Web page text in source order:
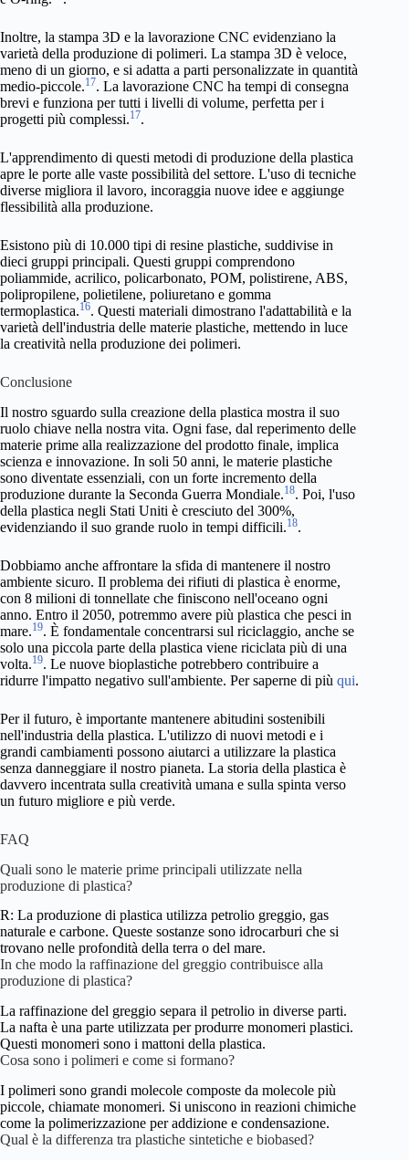
Inoltre, la stampa 3D e la lavorazione CNC evidenziano la
varietà della produzione di polimeri. La stampa 3D è veloce,
meno di un giorno, e si adatta a parti personalizzate in quantità
medio-piccole.17. La lavorazione CNC ha tempi di consegna
brevi e funziona per tutti i livelli di volume, perfetta per i
progetti più complessi.17.
L'apprendimento di questi metodi di produzione della plastica
apre le porte alle vaste possibilità del settore. L'uso di tecniche
diverse migliora il lavoro, incoraggia nuove idee e aggiunge
flessibilità alla produzione.
Esistono più di 10.000 tipi di resine plastiche, suddivise in
dieci gruppi principali. Questi gruppi comprendono
poliammide, acrilico, policarbonato, POM, polistirene, ABS,
polipropilene, polietilene, poliuretano e gomma
termoplastica.16. Questi materiali dimostrano l'adattabilità e la
varietà dell'industria delle materie plastiche, mettendo in luce
la creatività nella produzione dei polimeri.
Conclusione
Il nostro sguardo sulla creazione della plastica mostra il suo
ruolo chiave nella nostra vita. Ogni fase, dal reperimento delle
materie prime alla realizzazione del prodotto finale, implica
scienza e innovazione. In soli 50 anni, le materie plastiche
sono diventate essenziali, con un forte incremento della
produzione durante la Seconda Guerra Mondiale.18. Poi, l'uso
della plastica negli Stati Uniti è cresciuto del 300%,
evidenziando il suo grande ruolo in tempi difficili.18.
Dobbiamo anche affrontare la sfida di mantenere il nostro
ambiente sicuro. Il problema dei rifiuti di plastica è enorme,
con 8 milioni di tonnellate che finiscono nell'oceano ogni
anno. Entro il 2050, potremmo avere più plastica che pesci in
mare.19. È fondamentale concentrarsi sul riciclaggio, anche se
solo una piccola parte della plastica viene riciclata più di una
volta.19. Le nuove bioplastiche potrebbero contribuire a
ridurre l'impatto negativo sull'ambiente. Per saperne di più qui.
Per il futuro, è importante mantenere abitudini sostenibili
nell'industria della plastica. L'utilizzo di nuovi metodi e i
grandi cambiamenti possono aiutarci a utilizzare la plastica
senza danneggiare il nostro pianeta. La storia della plastica è
davvero incentrata sulla creatività umana e sulla spinta verso
un futuro migliore e più verde.
FAQ
Quali sono le materie prime principali utilizzate nella
produzione di plastica?
R: La produzione di plastica utilizza petrolio greggio, gas
naturale e carbone. Queste sostanze sono idrocarburi che si
trovano nelle profondità della terra o del mare.
In che modo la raffinazione del greggio contribuisce alla
produzione di plastica?
La raffinazione del greggio separa il petrolio in diverse parti.
La nafta è una parte utilizzata per produrre monomeri plastici.
Questi monomeri sono i mattoni della plastica.
Cosa sono i polimeri e come si formano?
I polimeri sono grandi molecole composte da molecole più
piccole, chiamate monomeri. Si uniscono in reazioni chimiche
come la polimerizzazione per addizione e condensazione.
Qual è la differenza tra plastiche sintetiche e biobased?